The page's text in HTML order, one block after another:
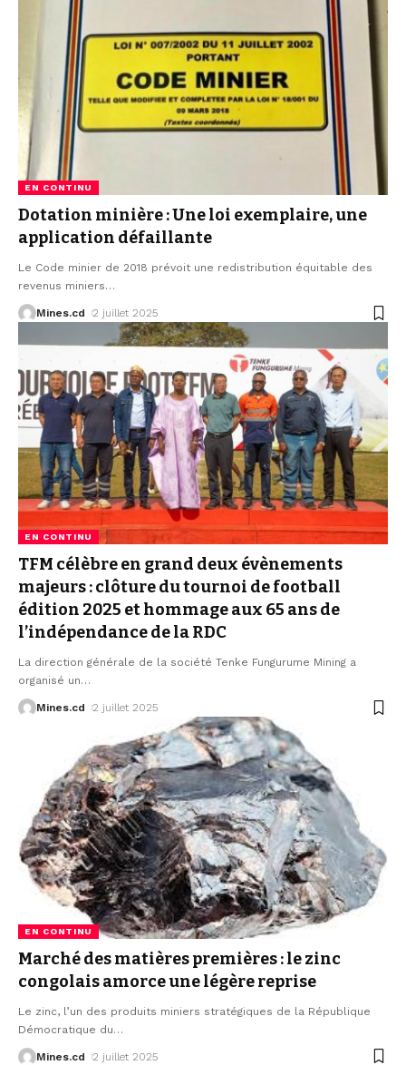
EN CONTINU
Dotation minière : Une loi exemplaire, une
application défaillante
Le Code minier de 2018 prévoit une redistribution équitable des
revenus miniers…
Mines.cd 2 juillet 2025
EN CONTINU
TFM célèbre en grand deux évènements
majeurs : clôture du tournoi de football
édition 2025 et hommage aux 65 ans de
l’indépendance de la RDC
La direction générale de la société Tenke Fungurume Mining a
organisé un…
Mines.cd 2 juillet 2025
EN CONTINU
Marché des matières premières : le zinc
congolais amorce une légère reprise
Le zinc, l’un des produits miniers stratégiques de la République
Démocratique du…
Mines.cd 2 juillet 2025